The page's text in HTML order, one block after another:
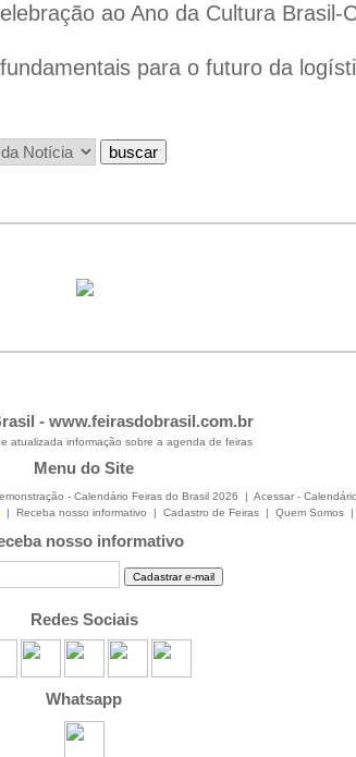
ao Ano da Cultura Brasil-
para o futuro da
- www.feirasdobrasil.com.br
atualizada informação sobre a agenda de feiras
Menu do Site
- Calendário Feiras do Brasil 2026 | Acessar -
| Receba nosso informativo | Cadastro de Feiras | Quem Somos |
nosso informativo
Redes Sociais
Whatsapp